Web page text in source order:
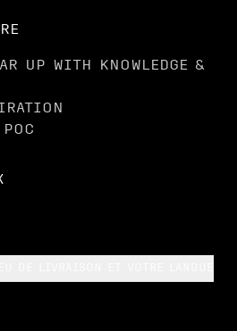
UP WITH KNOWLEDGE &